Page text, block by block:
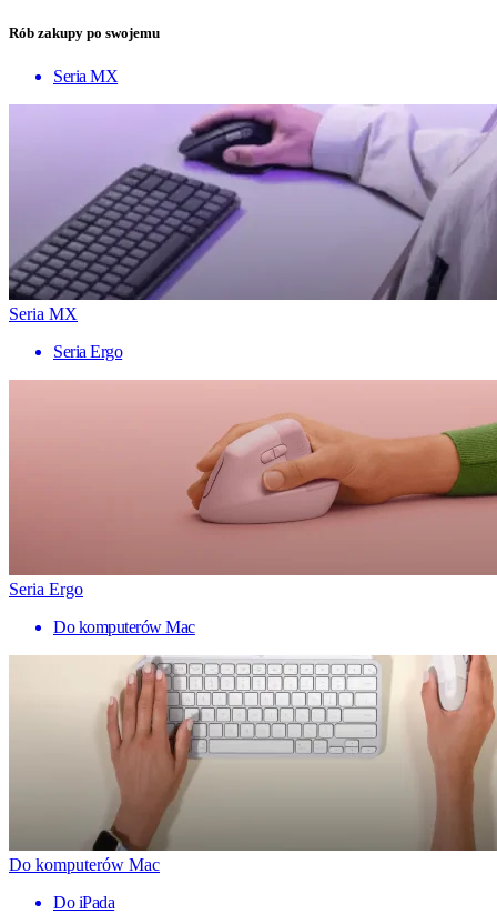
Rób zakupy po swojemu
Seria MX
Seria MX
Seria Ergo
Seria Ergo
Do komputerów Mac
Do komputerów Mac
Do iPada